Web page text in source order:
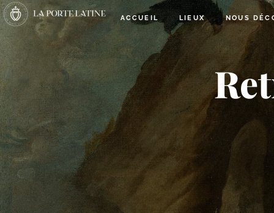
ACCUEIL LIEUX NOUS